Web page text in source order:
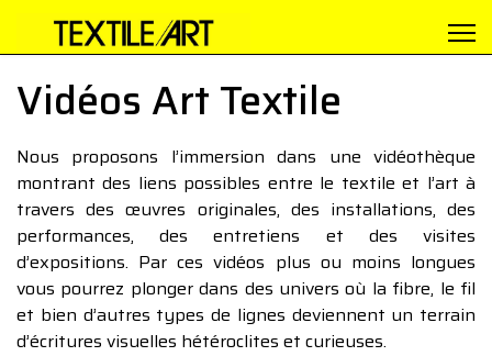
Vidéos Art Textile
Nous proposons l’immersion dans une vidéothèque
montrant des liens possibles entre le textile et l’art à
travers des œuvres originales, des installations, des
performances, des entretiens et des visites
d’expositions. Par ces vidéos plus ou moins longues
vous pourrez plonger dans des univers où la fibre, le fil
et bien d’autres types de lignes deviennent un terrain
d’écritures visuelles hétéroclites et curieuses.